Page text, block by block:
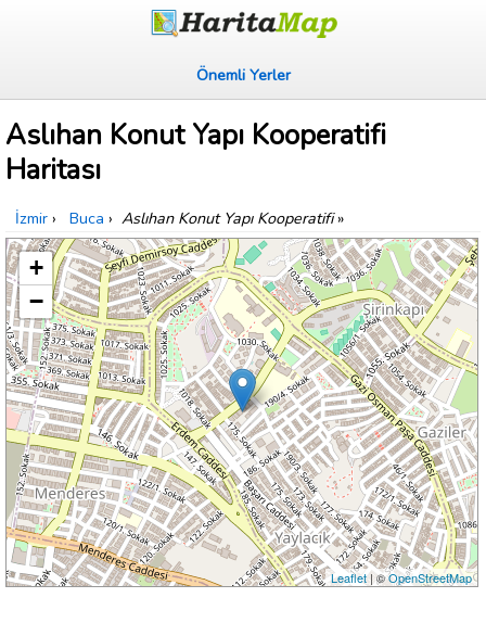
Önemli Yerler
Aslıhan Konut Yapı Kooperatifi
Haritası
İzmir › Buca › Aslıhan Konut Yapı Kooperatifi»
+
−
Leaflet| ©OpenStreetMap